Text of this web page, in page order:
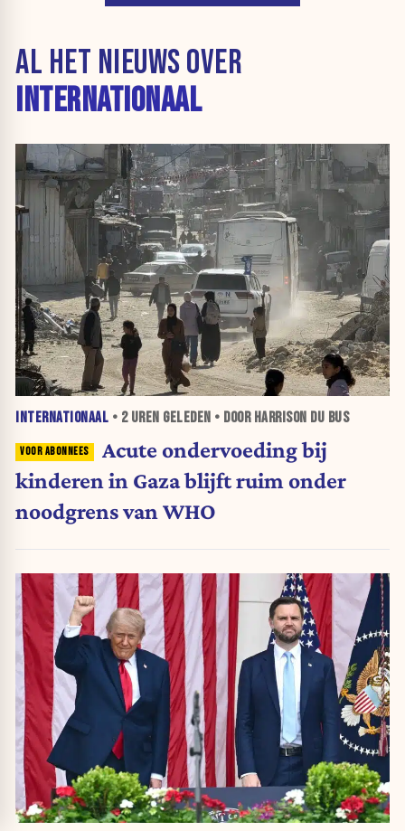
AL HET NIEUWS OVER
INTERNATIONAAL
INTERNATIONAAL • 2 UREN GELEDEN • DOOR HARRISON DU BUS
Acute ondervoeding bij
kinderen in Gaza blijft ruim onder
noodgrens van WHO